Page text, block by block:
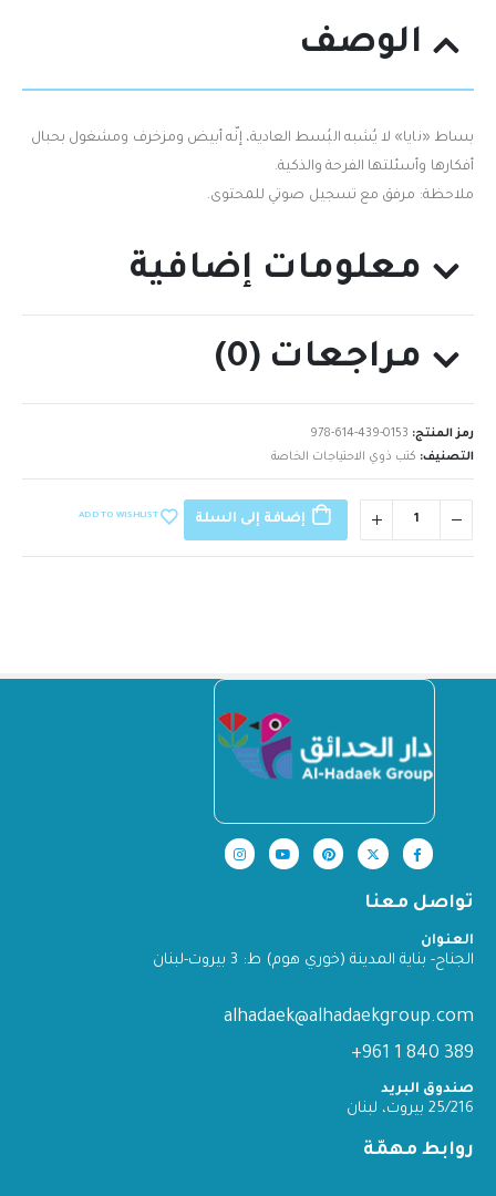
الوصف
بساط «نايا» لا يُشبه البُسط العادية، إنّه أبيض ومزخرف ومشغول بحبال
أفكارها وأسئلتها الفرحة والذكية.
ملاحظة: مرفق مع تسجيل صوتي للمحتوى.
معلومات إضافية
مراجعات (0)
رمز المنتج: 978-614-439-0153
التصنيف: كتب ذوي الاحتياجات الخاصة
إضافة إلى السلة ADD TO WISHLIST
تواصل معنا
العنوان
الجناح- بناية المدينة (خوري هوم) ط: 3 بيروت-لبنان
alhadaek@alhadaekgroup.com
389 840 1 961+
صندوق البريد
25/216 بيروت، لبنان
روابط مهمّة